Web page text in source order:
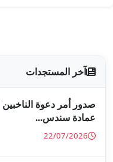
بالدائرة الانتخابية